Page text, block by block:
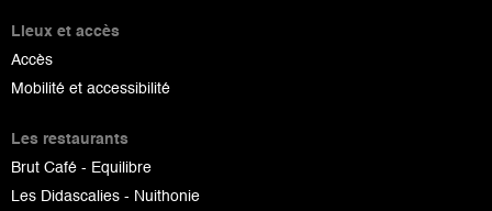
Lieux et accès
Accès
Mobilité et accessibilité
Les restaurants
Brut Café - Equilibre
Les Didascalies - Nuithonie